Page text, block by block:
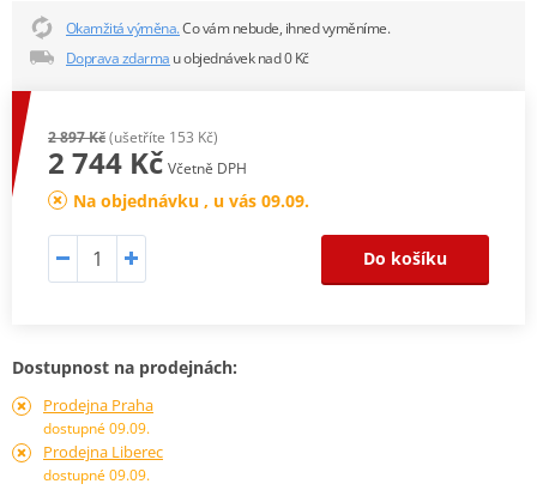
Okamžitá výměna.Co vám nebude, ihned vyměníme.
Doprava zdarma u objednávek nad 0 Kč
2 897 Kč(ušetříte 153 Kč)
2 744 Kč Včetně DPH
Na objednávku , u vás 09.09.
Do košíku
Dostupnost na prodejnách:
Prodejna Praha
dostupné 09.09.
Prodejna Liberec
dostupné 09.09.